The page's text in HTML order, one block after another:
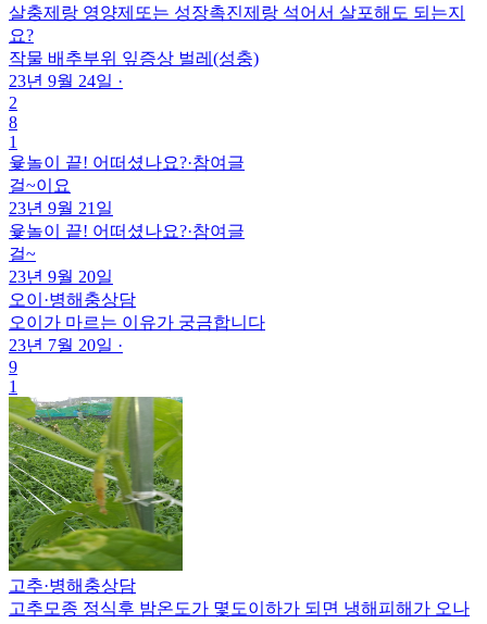
살충제랑 영양제또는 성장촉진제랑 석어서 살포해도 되는지
요?
작물 배추부위 잎증상 벌레(성충)
23년 9월 24일 ·
2
8
1
윷놀이 끝! 어떠셨나요?·참여글
걸~이요
23년 9월 21일
윷놀이 끝! 어떠셨나요?·참여글
걸~
23년 9월 20일
오이 ·병해충상담
오이가 마르는 이유가 궁금합니다
23년 7월 20일 ·
9
1
고추·병해충상담
고추모종 정식후 밤온도가 몇도이하가 되면 냉해피해가 오나